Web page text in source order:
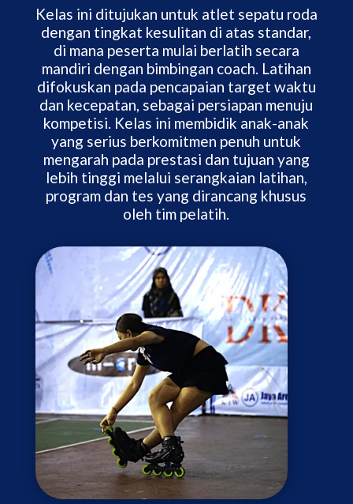
Kelas ini ditujukan untuk atlet sepatu roda
dengan tingkat kesulitan di atas standar,
di mana peserta mulai berlatih secara
mandiri dengan bimbingan coach. Latihan
difokuskan pada pencapaian target waktu
dan kecepatan, sebagai persiapan menuju
kompetisi. Kelas ini membidik anak-anak
yang serius berkomitmen penuh untuk
mengarah pada prestasi dan tujuan yang
lebih tinggi melalui serangkaian latihan,
program dan tes yang dirancang khusus
oleh tim pelatih.